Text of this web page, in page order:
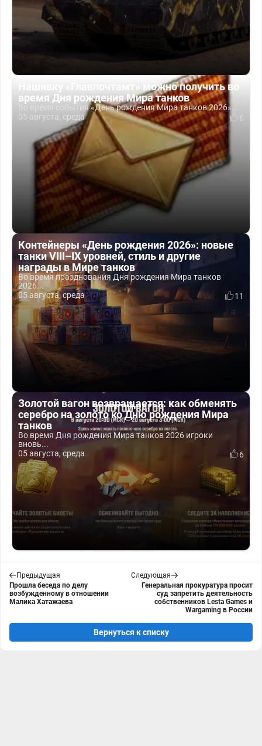
Нашивку «Главпочтамт» можно получить во
время Дня рождения Мира танков
Во время события «День рождения Мира танков 2026»...
05 августа, среда
6
Контейнеры «День рождения 2026»: новые
танки VIII–IX уровней, стиль и другие
награды в Мире танков
Во время празднования Дня рождения Мира танков
2026...
05 августа, среда
11
Золотой вагон возвращается: как обменять
серебро на золото ко Дню рождения Мира
танков
Во время Дня рождения Мира танков 2026 игроки
вновь...
05 августа, среда
6
Предыдущая
Прошла беседа по делу
возбужденному в отношении
Малика Хатажаева
Следующая
Генеральная прокуратура просит
суд запретить деятельность
собственников Lesta Games и
Wargaming в России
Вернуться к списку